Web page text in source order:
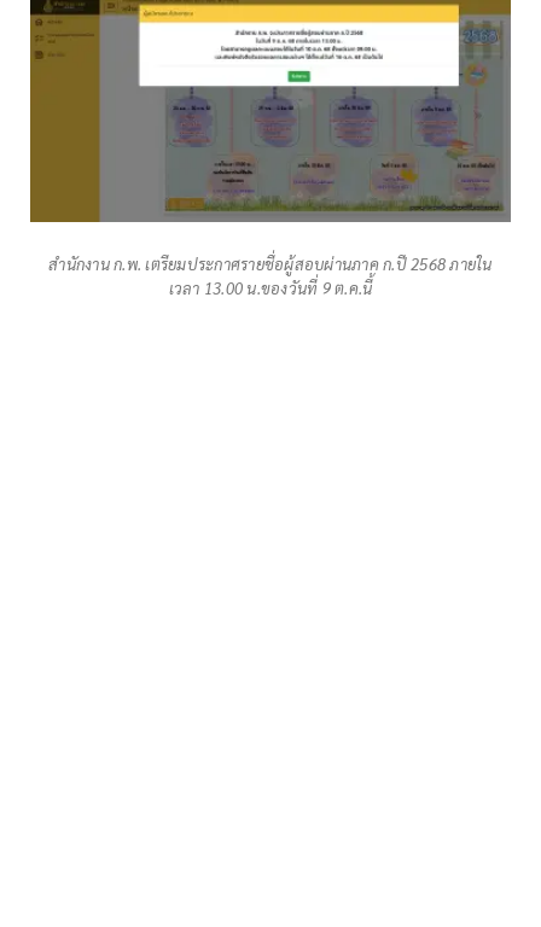
สำนักงาน ก.พ. เตรียมประกาศรายชื่อผู้สอบผ่านภาค ก.ปี 2568 ภายใน
เวลา 13.00 น.ของวันที่ 9 ต.ค.นี้